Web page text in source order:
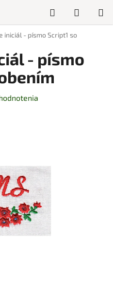
Hľadať
KOŠÍK
iniciál - písmo Script1 so
- písmo